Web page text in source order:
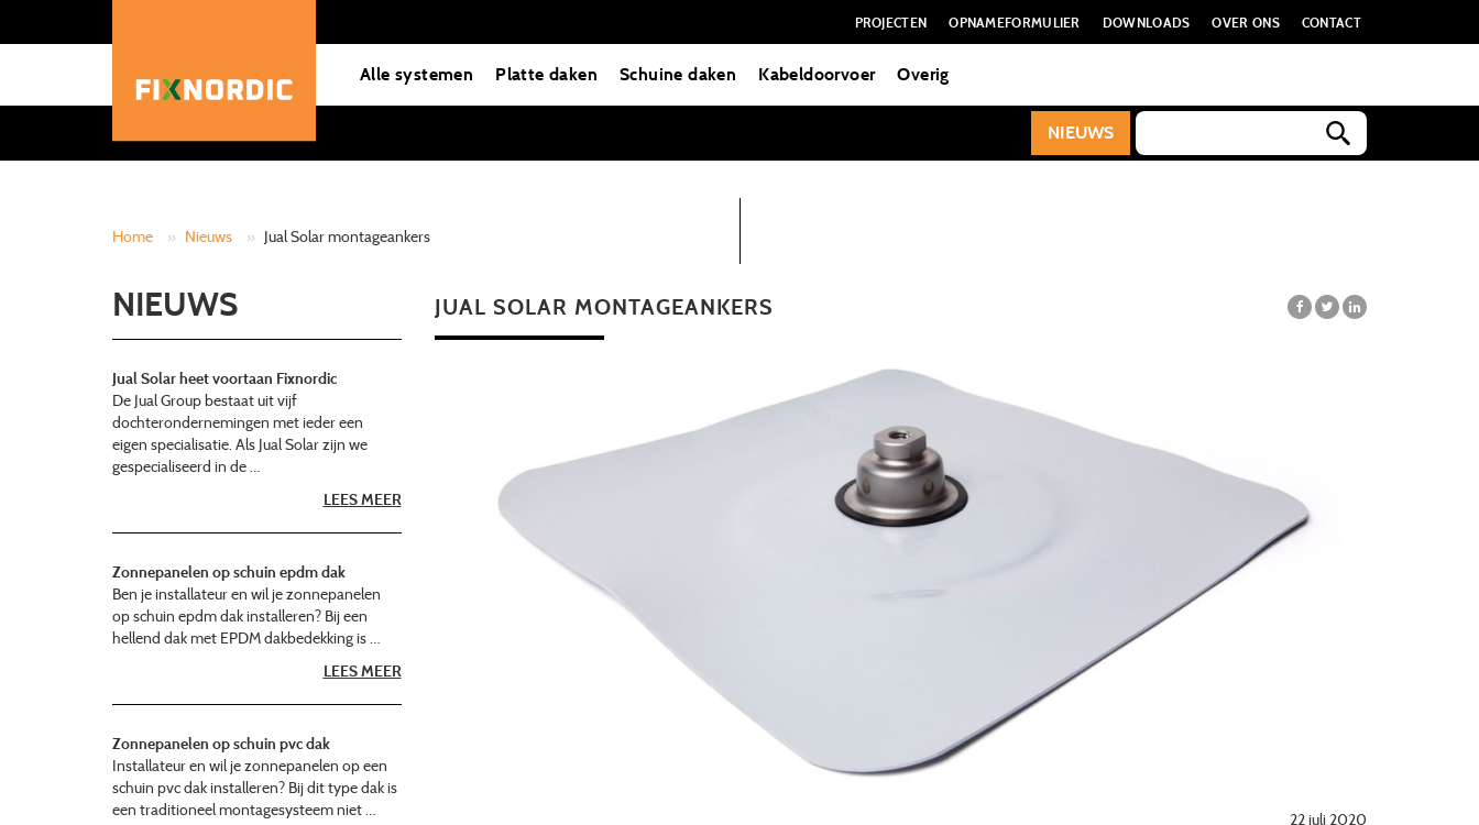
PROJECTEN OPNAMEFORMULIER DOWNLOADS OVER ONS CONTACT
Alle systemen Platte daken Schuine daken Kabeldoorvoer Overig
NIEUWS
Home » Nieuws » Jual Solar montageankers
JUAL SOLAR MONTAGEANKERS
22 juli 2020
NIEUWS
Jual Solar heet voortaan Fixnordic
De Jual Group bestaat uit vijf
dochterondernemingen met ieder een
eigen specialisatie. Als Jual Solar zijn we
gespecialiseerd in de …
LEES MEER
Zonnepanelen op schuin epdm dak
Ben je installateur en wil je zonnepanelen
op schuin epdm dak installeren? Bij een
hellend dak met EPDM dakbedekking is …
LEES MEER
Zonnepanelen op schuin pvc dak
Installateur en wil je zonnepanelen op een
schuin pvc dak installeren? Bij dit type dak is
een traditioneel montagesysteem niet …